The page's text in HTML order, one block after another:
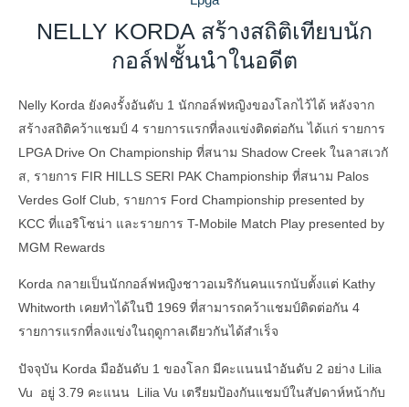
NELLY KORDA สร้างสถิติเทียบนัก
กอล์ฟชั้นนำในอดีต
Nelly Korda ยังคงรั้งอันดับ 1 นักกอล์ฟหญิงของโลกไว้ได้ หลังจาก
สร้างสถิติคว้าแชมป์ 4 รายการแรกที่ลงแข่งติดต่อกัน ได้แก่ รายการ
LPGA Drive On Championship ที่สนาม Shadow Creek ในลาสเวกั
ส, รายการ FIR HILLS SERI PAK Championship ที่สนาม Palos
Verdes Golf Club, รายการ Ford Championship presented by
KCC ที่แอริโซน่า และรายการ T-Mobile Match Play presented by
MGM Rewards
Korda กลายเป็นนักกอล์ฟหญิงชาวอเมริกันคนแรกนับตั้งแต่ Kathy
Whitworth เคยทำได้ในปี 1969 ที่สามารถคว้าแชมป์ติดต่อกัน 4
รายการแรกที่ลงแข่งในฤดูกาลเดียวกันได้สำเร็จ
ปัจจุบัน Korda มืออันดับ 1 ของโลก มีคะแนนนำอันดับ 2 อย่าง Lilia
Vu อยู่ 3.79 คะแนน Lilia Vu เตรียมป้องกันแชมป์ในสัปดาห์หน้ากับ